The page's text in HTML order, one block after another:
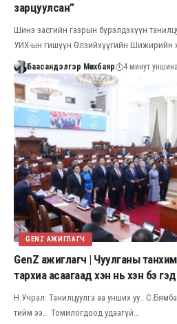
зарцуулсан”
Шинэ засгийн газрын бүрэлдэхүүн
УИХ-ын гишүүн Өлзийхүүгийн Шижирийн
Баасандэлгэр Мөнхбаяр 4 минут уншина
GENZ АЖИГЛАГЧ
GenZ ажиглагч | Чуулганы
тархиа асаагаад хэн нь хэн бэ
Н.Учрал: Танилцуулга аа унших уу..
тийм ээ.. Томилогдоод удаагүй…